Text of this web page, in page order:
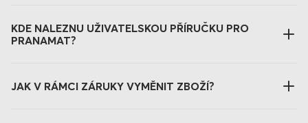
KDE NALEZNU UŽIVATELSKOU PŘÍRUČKU PRO
PRANAMAT?
JAK V RÁMCI ZÁRUKY VYMĚNIT ZBOŽÍ?